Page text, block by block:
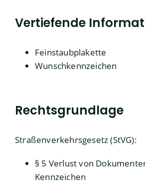
Vertiefende
Feinstaubplakette
Wunschkennzeichen
Rechtsgrundlage
Straßenverkehrsgesetz (StVG):
§ 5 Verlust von
Kennzeichen